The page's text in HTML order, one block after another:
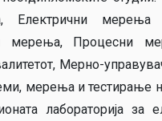
Електрични
мерења, Процесни
Мерно-
мерења и тестирање
лабораторија